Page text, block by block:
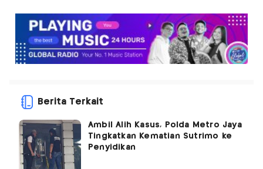
Berita Terkait
Ambil Alih Kasus, Polda Metro Jaya
Tingkatkan Kematian Sutrimo ke
Penyidikan